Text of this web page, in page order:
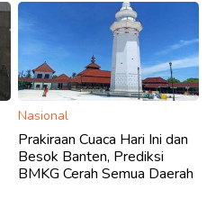
Nasional
Prakiraan Cuaca Hari Ini dan
Besok Banten, Prediksi
BMKG Cerah Semua Daerah